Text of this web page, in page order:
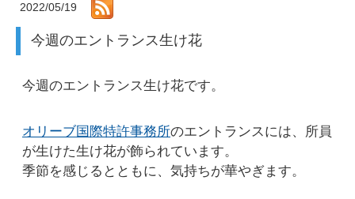
2022/05/19
今週のエントランス生け花
今週のエントランス生け花です。
オリーブ国際特許事務所のエントランスには、所員
が生けた生け花が飾られています。
季節を感じるとともに、気持ちが華やぎます。